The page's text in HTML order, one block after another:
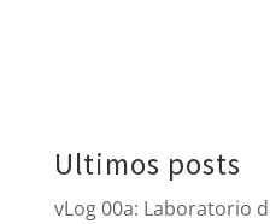
Ultimos posts
vLog 00a: Laboratorio